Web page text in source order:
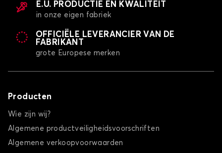
E.U. PRODUCTIE EN KWALITEIT
in onze eigen fabriek
OFFICIËLE LEVERANCIER VAN DE
FABRIKANT
grote Europese merken
Producten
Wie zijn wij?
Algemene productveiligheidsvoorschriften
Algemene verkoopvoorwaarden